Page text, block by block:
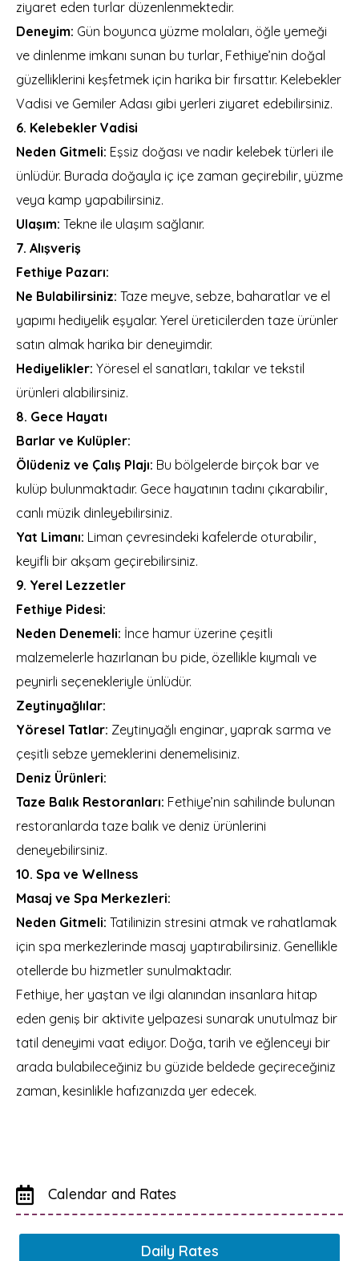
ziyaret eden turlar düzenlenmektedir.
Deneyim: Gün boyunca yüzme molaları, öğle yemeği
ve dinlenme imkanı sunan bu turlar, Fethiye’nin doğal
güzelliklerini keşfetmek için harika bir fırsattır. Kelebekler
Vadisi ve Gemiler Adası gibi yerleri ziyaret edebilirsiniz.
6. Kelebekler Vadisi
Neden Gitmeli: Eşsiz doğası ve nadir kelebek türleri ile
ünlüdür. Burada doğayla iç içe zaman geçirebilir, yüzme
veya kamp yapabilirsiniz.
Ulaşım: Tekne ile ulaşım sağlanır.
7. Alışveriş
Fethiye Pazarı:
Ne Bulabilirsiniz: Taze meyve, sebze, baharatlar ve el
yapımı hediyelik eşyalar. Yerel üreticilerden taze ürünler
satın almak harika bir deneyimdir.
Hediyelikler: Yöresel el sanatları, takılar ve tekstil
ürünleri alabilirsiniz.
8. Gece Hayatı
Barlar ve Kulüpler:
Ölüdeniz ve Çalış Plajı: Bu bölgelerde birçok bar ve
kulüp bulunmaktadır. Gece hayatının tadını çıkarabilir,
canlı müzik dinleyebilirsiniz.
Yat Limanı: Liman çevresindeki kafelerde oturabilir,
keyifli bir akşam geçirebilirsiniz.
9. Yerel Lezzetler
Fethiye Pidesi:
Neden Denemeli: İnce hamur üzerine çeşitli
malzemelerle hazırlanan bu pide, özellikle kıymalı ve
peynirli seçenekleriyle ünlüdür.
Zeytinyağlılar:
Yöresel Tatlar: Zeytinyağlı enginar, yaprak sarma ve
çeşitli sebze yemeklerini denemelisiniz.
Deniz Ürünleri:
Taze Balık Restoranları: Fethiye’nin sahilinde bulunan
restoranlarda taze balık ve deniz ürünlerini
deneyebilirsiniz.
10. Spa ve Wellness
Masaj ve Spa Merkezleri:
Neden Gitmeli: Tatilinizin stresini atmak ve rahatlamak
için spa merkezlerinde masaj yaptırabilirsiniz. Genellikle
otellerde bu hizmetler sunulmaktadır.
Fethiye, her yaştan ve ilgi alanından insanlara hitap
eden geniş bir aktivite yelpazesi sunarak unutulmaz bir
tatil deneyimi vaat ediyor. Doğa, tarih ve eğlenceyi bir
arada bulabileceğiniz bu güzide beldede geçireceğiniz
zaman, kesinlikle hafızanızda yer edecek.
Calendar and Rates
Daily Rates